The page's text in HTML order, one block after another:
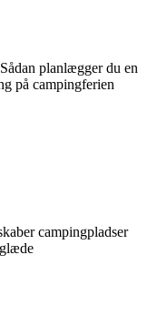
planlægger du en
på campingferien
campingpladser